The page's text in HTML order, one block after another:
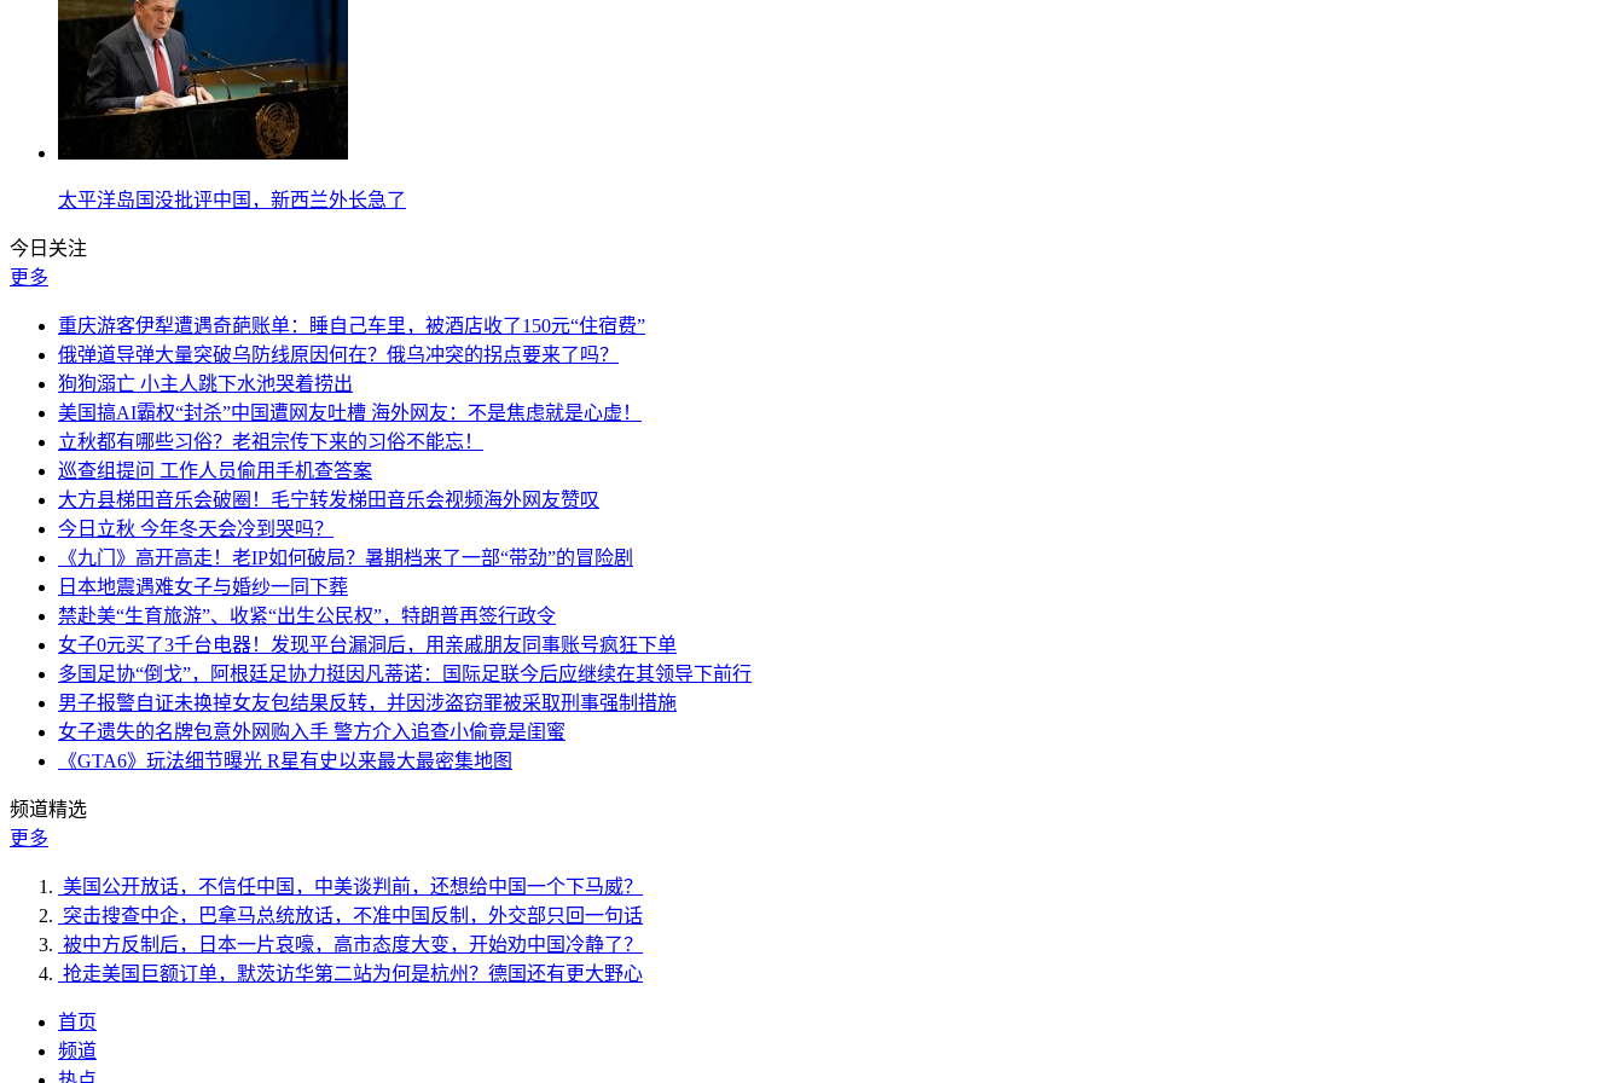
太平洋岛国没批评中国，新西兰外长急了
今日关注
更多
重庆游客伊犁遭遇奇葩账单：睡自己车里，被酒店收了150元“住宿费”
俄弹道导弹大量突破乌防线原因何在？俄乌冲突的拐点要来了吗？
狗狗溺亡 小主人跳下水池哭着捞出
美国搞AI霸权“封杀”中国遭网友吐槽 海外网友：不是焦虑就是心虚！
立秋都有哪些习俗？老祖宗传下来的习俗不能忘！
巡查组提问 工作人员偷用手机查答案
大方县梯田音乐会破圈！毛宁转发梯田音乐会视频海外网友赞叹
今日立秋 今年冬天会冷到哭吗？
《九门》高开高走！老IP如何破局？暑期档来了一部“带劲”的冒险剧
日本地震遇难女子与婚纱一同下葬
禁赴美“生育旅游”、收紧“出生公民权”，特朗普再签行政令
女子0元买了3千台电器！发现平台漏洞后，用亲戚朋友同事账号疯狂下单
多国足协“倒戈”，阿根廷足协力挺因凡蒂诺：国际足联今后应继续在其领导下前行
男子报警自证未换掉女友包结果反转，并因涉盗窃罪被采取刑事强制措施
女子遗失的名牌包意外网购入手 警方介入追查小偷竟是闺蜜
《GTA6》玩法细节曝光 R星有史以来最大最密集地图
频道精选
更多
美国公开放话，不信任中国，中美谈判前，还想给中国一个下马威？
突击搜查中企，巴拿马总统放话，不准中国反制，外交部只回一句话
被中方反制后，日本一片哀嚎，高市态度大变，开始劝中国冷静了？
抢走美国巨额订单，默茨访华第二站为何是杭州？德国还有更大野心
首页
频道